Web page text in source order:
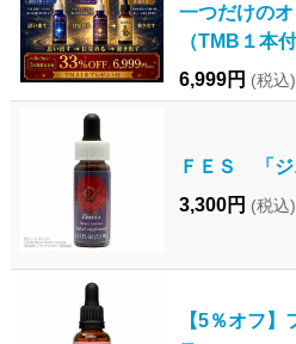
一つだけの
（TMB１本付
6,999円 (税込)
ＦＥＳ 「ジ
3,300円 (税込)
【5％オフ